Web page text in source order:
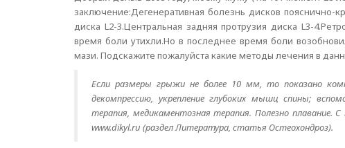
заключение:Дегенеративная болезнь дисков пояснично-
диска L2-3.Центральная задняя протрузия диска L3-
время боли утихли.Но в последнее время боли
мази. Подскажите пожалуйста какие методы лечения в
Если размеры грыжи не более 10 мм, то показано
декомпрессию, укрепление глубоких мышц спины;
терапия, медикаментозная терапия. Полезно
www.dikyl.ru (раздел Литература, статья Остеохондроз).